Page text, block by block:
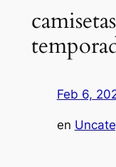
Feb 6,
en